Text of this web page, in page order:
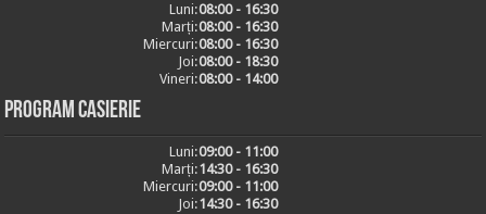
Luni:08:00 - 16:30
Marți:08:00 - 16:30
Miercuri:08:00 - 16:30
Joi:08:00 - 18:30
Vineri:08:00 - 14:00
Program casierie
Luni:09:00 - 11:00
Marți:14:30 - 16:30
Miercuri:09:00 - 11:00
Joi:14:30 - 16:30